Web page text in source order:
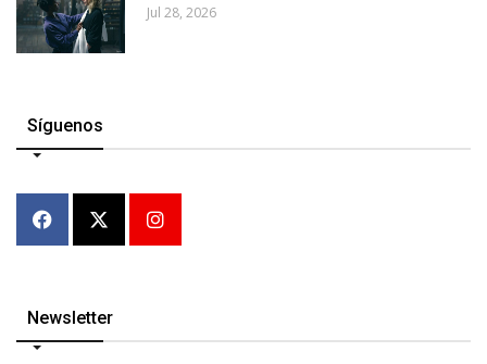
Jul 28, 2026
Síguenos
Newsletter